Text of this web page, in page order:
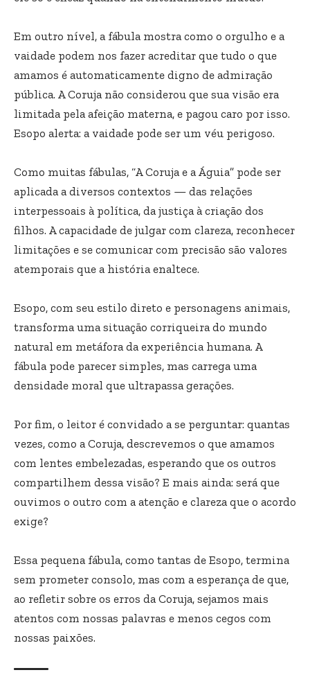
Em outro nível, a fábula mostra como o orgulho e a
vaidade podem nos fazer acreditar que tudo o que
amamos é automaticamente digno de admiração
pública. A Coruja não considerou que sua visão era
limitada pela afeição materna, e pagou caro por isso.
Esopo alerta: a vaidade pode ser um véu perigoso.
Como muitas fábulas, “A Coruja e a Águia” pode ser
aplicada a diversos contextos — das relações
interpessoais à política, da justiça à criação dos
filhos. A capacidade de julgar com clareza, reconhecer
limitações e se comunicar com precisão são valores
atemporais que a história enaltece.
Esopo, com seu estilo direto e personagens animais,
transforma uma situação corriqueira do mundo
natural em metáfora da experiência humana. A
fábula pode parecer simples, mas carrega uma
densidade moral que ultrapassa gerações.
Por fim, o leitor é convidado a se perguntar: quantas
vezes, como a Coruja, descrevemos o que amamos
com lentes embelezadas, esperando que os outros
compartilhem dessa visão? E mais ainda: será que
ouvimos o outro com a atenção e clareza que o acordo
exige?
Essa pequena fábula, como tantas de Esopo, termina
sem prometer consolo, mas com a esperança de que,
ao refletir sobre os erros da Coruja, sejamos mais
atentos com nossas palavras e menos cegos com
nossas paixões.